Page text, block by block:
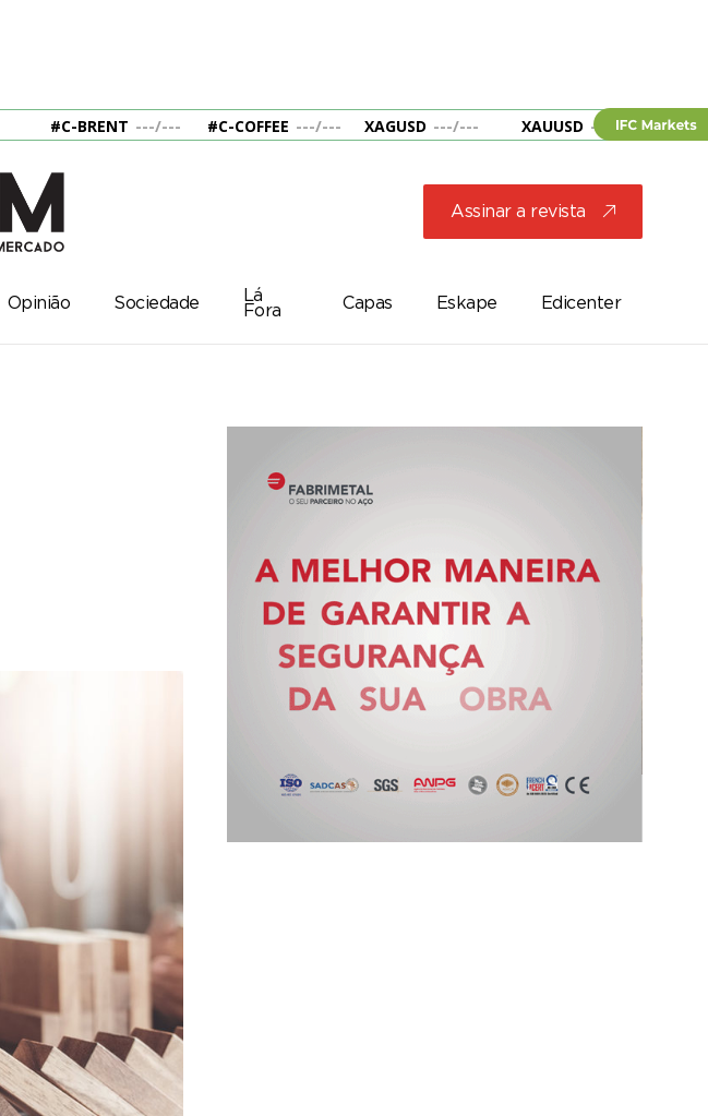
#C-BRENT ---/--- #C-COFFEE ---/--- XAGUSD ---/--- XAUUSD --- ---
Assinar a revista j
Opinião Sociedade
Lá
Fora
Capas Eskape Edicenter